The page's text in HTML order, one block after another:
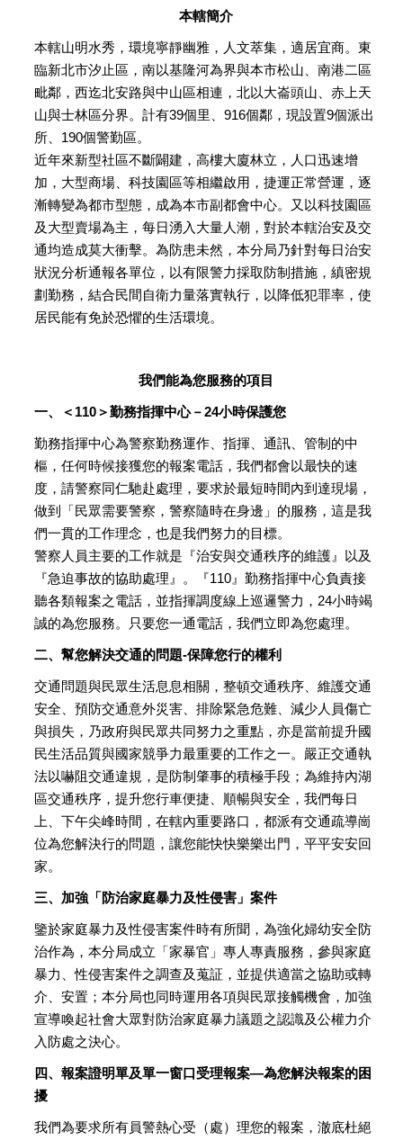
本轄簡介
本轄山明水秀，環境寧靜幽雅，人文萃集，適居宜商。東
臨新北市汐止區，南以基隆河為界與本市松山、南港二區
毗鄰，西迄北安路與中山區相連，北以大崙頭山、赤上天
山與士林區分界。計有39個里、916個鄰，現設置9個派出
所、190個警勤區。
近年來新型社區不斷闢建，高樓大廈林立，人口迅速增
加，大型商場、科技園區等相繼啟用，捷運正常營運，逐
漸轉變為都市型態，成為本市副都會中心。又以科技園區
及大型賣場為主，每日湧入大量人潮，對於本轄治安及交
通均造成莫大衝擊。為防患未然，本分局乃針對每日治安
狀況分析通報各單位，以有限警力採取防制措施，縝密規
劃勤務，結合民間自衛力量落實執行，以降低犯罪率，使
居民能有免於恐懼的生活環境。
我們能為您服務的項目
一、＜110＞勤務指揮中心－24小時保護您
勤務指揮中心為警察勤務運作、指揮、通訊、管制的中
樞，任何時候接獲您的報案電話，我們都會以最快的速
度，請警察同仁馳赴處理，要求於最短時間內到達現場，
做到「民眾需要警察，警察隨時在身邊」的服務，這是我
們一貫的工作理念，也是我們努力的目標。
警察人員主要的工作就是『治安與交通秩序的維護』以及
『急迫事故的協助處理』。『110』勤務指揮中心負責接
聽各類報案之電話，並指揮調度線上巡邏警力，24小時竭
誠的為您服務。只要您一通電話，我們立即為您處理。
二、幫您解決交通的問題-保障您行的權利
交通問題與民眾生活息息相關，整頓交通秩序、維護交通
安全、預防交通意外災害、排除緊急危難、減少人員傷亡
與損失，乃政府與民眾共同努力之重點，亦是當前提升國
民生活品質與國家競爭力最重要的工作之一。嚴正交通執
法以嚇阻交通違規，是防制肇事的積極手段；為維持內湖
區交通秩序，提升您行車便捷、順暢與安全，我們每日
上、下午尖峰時間，在轄內重要路口，都派有交通疏導崗
位為您解決行的問題，讓您能快快樂樂出門，平平安安回
家。
三、加強「防治家庭暴力及性侵害」案件
鑒於家庭暴力及性侵害案件時有所聞，為強化婦幼安全防
治作為，本分局成立「家暴官」專人專責服務，參與家庭
暴力、性侵害案件之調查及蒐証，並提供適當之協助或轉
介、安置；本分局也同時運用各項與民眾接觸機會，加強
宣導喚起社會大眾對防治家庭暴力議題之認識及公權力介
入防處之決心。
四、報案證明單及單一窗口受理報案—為您解決報案的困
擾
我們為要求所有員警熱心受（處）理您的報案，澈底杜絕